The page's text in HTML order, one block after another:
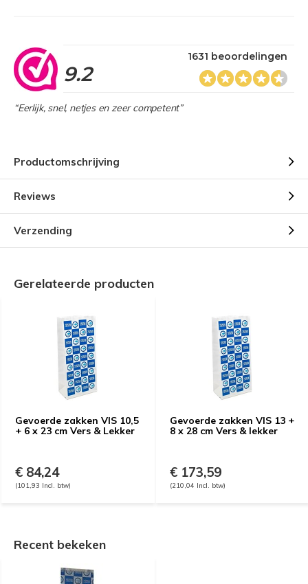
9.2
1631 beoordelingen
“Eerlijk, snel, netjes en zeer competent”
Productomschrijving
Reviews
Verzending
Gerelateerde producten
Gevoerde zakken VIS 10,5
+ 6 x 23 cm Vers & Lekker
€ 84,24
(101,93 Incl. btw)
Gevoerde zakken VIS 13 +
8 x 28 cm Vers & lekker
€ 173,59
(210,04 Incl. btw)
Recent bekeken